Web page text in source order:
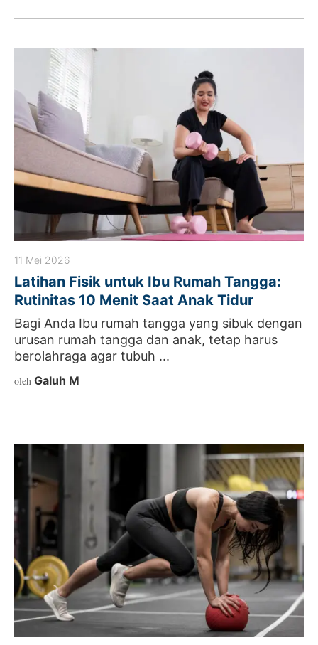
11 Mei 2026
Latihan Fisik untuk Ibu Rumah Tangga:
Rutinitas 10 Menit Saat Anak Tidur
Bagi Anda Ibu rumah tangga yang sibuk dengan
urusan rumah tangga dan anak, tetap harus
berolahraga agar tubuh ...
oleh Galuh M